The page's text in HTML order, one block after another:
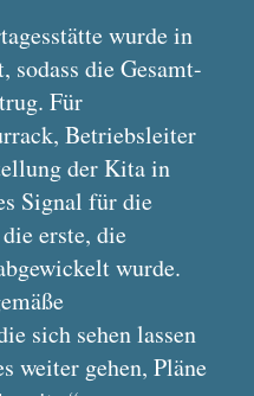
wurde in
sodass die Gesamt-
Für
Betriebsleiter
der Kita in
Signal für die
erste, die
wurde.
sich sehen lassen
weiter gehen, Pläne